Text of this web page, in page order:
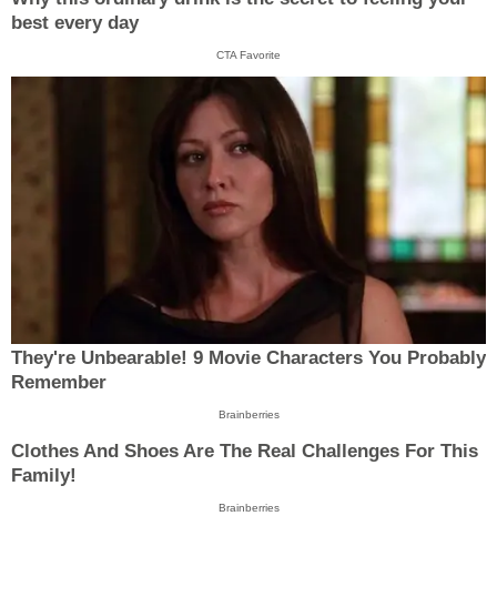
best every day
CTA Favorite
They're Unbearable! 9 Movie Characters You Probably
Remember
Brainberries
Clothes And Shoes Are The Real Challenges For This
Family!
Brainberries